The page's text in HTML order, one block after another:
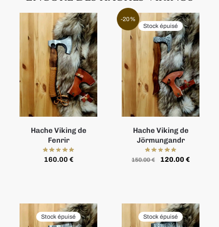
Hache Viking de
Fenrir
160.00 €
-20%
Stock épuisé
Hache Viking de
Jörmungandr
150.00€ 120.00 €
Stock épuisé Stock épuisé